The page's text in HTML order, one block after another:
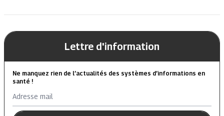
Lettre d'information
Ne manquez rien de l’actualités des systèmes d’informations en
santé !
Adresse mail